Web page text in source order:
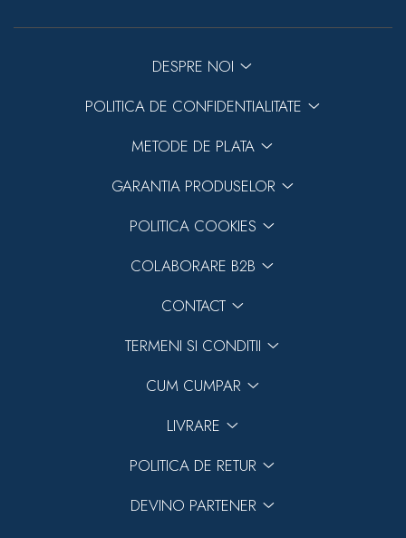
DESPRE NOI
POLITICA DE CONFIDENTIALITATE
METODE DE PLATA
GARANTIA PRODUSELOR
POLITICA COOKIES
COLABORARE B2B
CONTACT
TERMENI SI CONDITII
CUM CUMPAR
LIVRARE
POLITICA DE RETUR
DEVINO PARTENER